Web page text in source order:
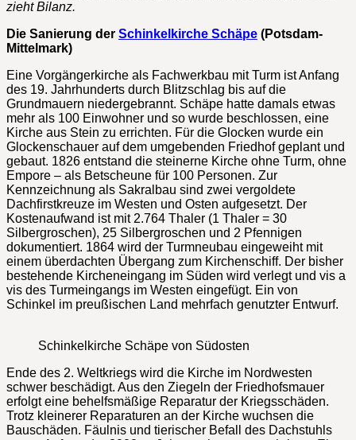
zieht Bilanz.
Die Sanierung der Schinkelkirche Schäpe (Potsdam-
Mittelmark)
Eine Vorgängerkirche als Fachwerkbau mit Turm ist Anfang
des 19. Jahrhunderts durch Blitzschlag bis auf die
Grundmauern niedergebrannt. Schäpe hatte damals etwas
mehr als 100 Einwohner und so wurde beschlossen, eine
Kirche aus Stein zu errichten. Für die Glocken wurde ein
Glockenschauer auf dem umgebenden Friedhof geplant und
gebaut. 1826 entstand die steinerne Kirche ohne Turm, ohne
Empore – als Betscheune für 100 Personen. Zur
Kennzeichnung als Sakralbau sind zwei vergoldete
Dachfirstkreuze im Westen und Osten aufgesetzt. Der
Kostenaufwand ist mit 2.764 Thaler (1 Thaler = 30
Silbergroschen), 25 Silbergroschen und 2 Pfennigen
dokumentiert. 1864 wird der Turmneubau eingeweiht mit
einem überdachten Übergang zum Kirchenschiff. Der bisher
bestehende Kircheneingang im Süden wird verlegt und vis a
vis des Turmeingangs im Westen eingefügt. Ein von
Schinkel im preußischen Land mehrfach genutzter Entwurf.
Schinkelkirche Schäpe von Südosten
Ende des 2. Weltkriegs wird die Kirche im Nordwesten
schwer beschädigt. Aus den Ziegeln der Friedhofsmauer
erfolgt eine behelfsmäßige Reparatur der Kriegsschäden.
Trotz kleinerer Reparaturen an der Kirche wuchsen die
Bauschäden. Fäulnis und tierischer Befall des Dachstuhls